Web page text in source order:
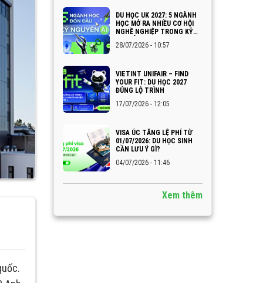
DU HỌC UK 2027: 5 NGÀNH
HỌC MỞ RA NHIỀU CƠ HỘI
NGHỀ NGHIỆP TRONG KỶ
28/07/2026 - 10:57
VIETINT UNIFAIR – FIND
YOUR FIT: DU HỌC 2027
ĐÚNG LỘ TRÌNH
17/07/2026 - 12:05
VISA ÚC TĂNG LỆ PHÍ TỪ
01/07/2026: DU HỌC SINH
CẦN LƯU Ý GÌ?
04/07/2026 - 11:46
Xem thêm